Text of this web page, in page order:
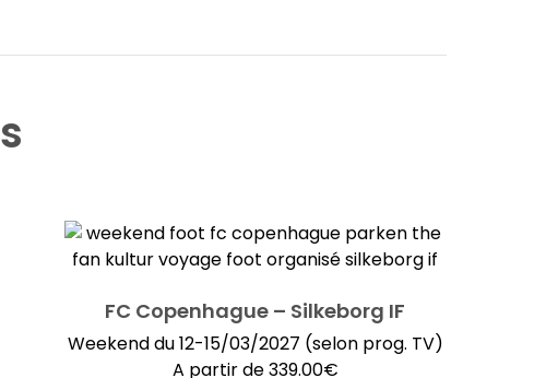
FC Copenhague – Silkeborg IF
Weekend du 12-15/03/2027 (selon prog. TV)
A partir de339.00€